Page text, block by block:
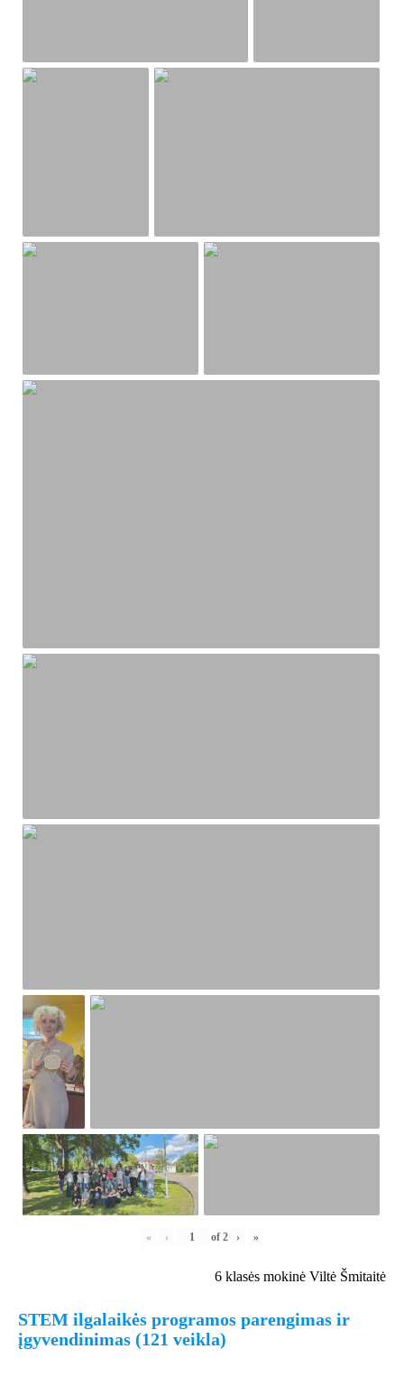
« ‹ of 2 › »
6 klasės mokinė Viltė Šmitaitė
STEM ilgalaikės programos parengimas ir
įgyvendinimas (121 veikla)